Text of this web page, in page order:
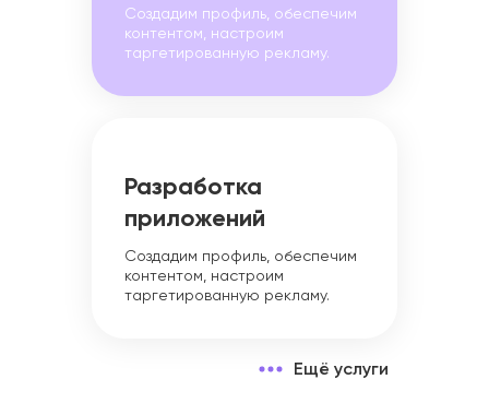
Создадим профиль, обеспечим
контентом, настроим
таргетированную рекламу.
Разработка
приложений
Создадим профиль, обеспечим
контентом, настроим
таргетированную рекламу.
Ещё услуги